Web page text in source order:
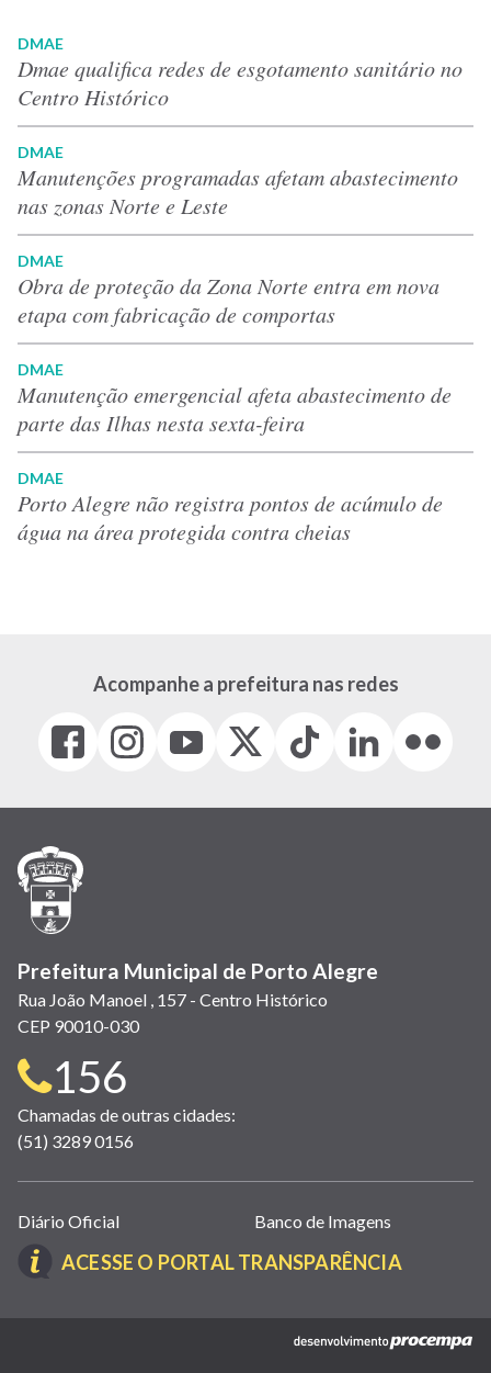
DMAE
Dmae qualifica redes de esgotamento sanitário no
Centro Histórico
DMAE
Manutenções programadas afetam abastecimento
nas zonas Norte e Leste
DMAE
Obra de proteção da Zona Norte entra em nova
etapa com fabricação de comportas
DMAE
Manutenção emergencial afeta abastecimento de
parte das Ilhas nesta sexta-feira
DMAE
Porto Alegre não registra pontos de acúmulo de
água na área protegida contra cheias
Acompanhe a prefeitura nas redes
Facebook
(link
em
janela)
Instagram
(link
em
(link
em
(Antigo
(link
Tiktok
(link
em
LinkedIn
(link
em
(link
em
Prefeitura Municipal de Porto Alegre
Rua João Manoel , 157 - Centro Histórico
CEP 90010-030
Telefone
para
contato:
156
Chamadas de outras cidades:
(51) 3289 0156
Links
úteis
(abrem
nova
Diário Oficial Banco de Imagens
ACESSE O PORTAL TRANSPARÊNCIA(LINK
EM
NOVA